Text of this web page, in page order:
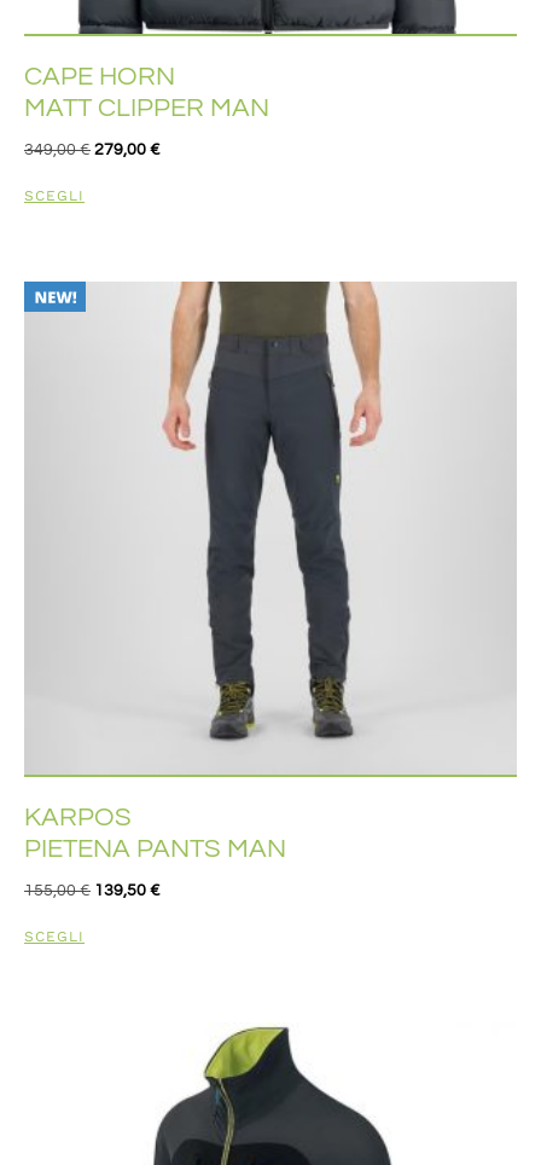
CAPE HORN
MATT CLIPPER MAN
349,00€ 279,00 €
SCEGLI
KARPOS
PIETENA PANTS MAN
155,00€ 139,50 €
SCEGLI